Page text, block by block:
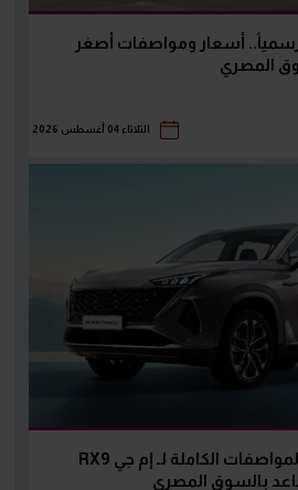
رسمياً.. أسعار ومواصفات أصغر
الثلاثاء 04 أغسطس 2026
بسعر 1.9 مليون جنيه.. المواصفات الكاملة لـ إم جي RX9
بالسوق المصري